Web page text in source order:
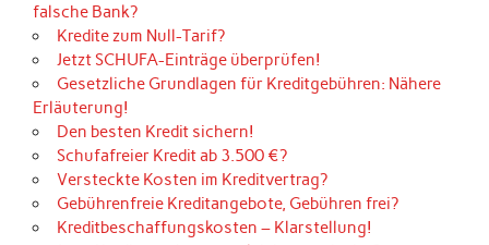
falsche Bank?
Kredite zum Null-Tarif?
Jetzt SCHUFA-Einträge überprüfen!
Gesetzliche Grundlagen für Kreditgebühren: Nähere
Erläuterung!
Den besten Kredit sichern!
Schufafreier Kredit ab 3.500 €?
Versteckte Kosten im Kreditvertrag?
Gebührenfreie Kreditangebote, Gebühren frei?
Kreditbeschaffungskosten – Klarstellung!